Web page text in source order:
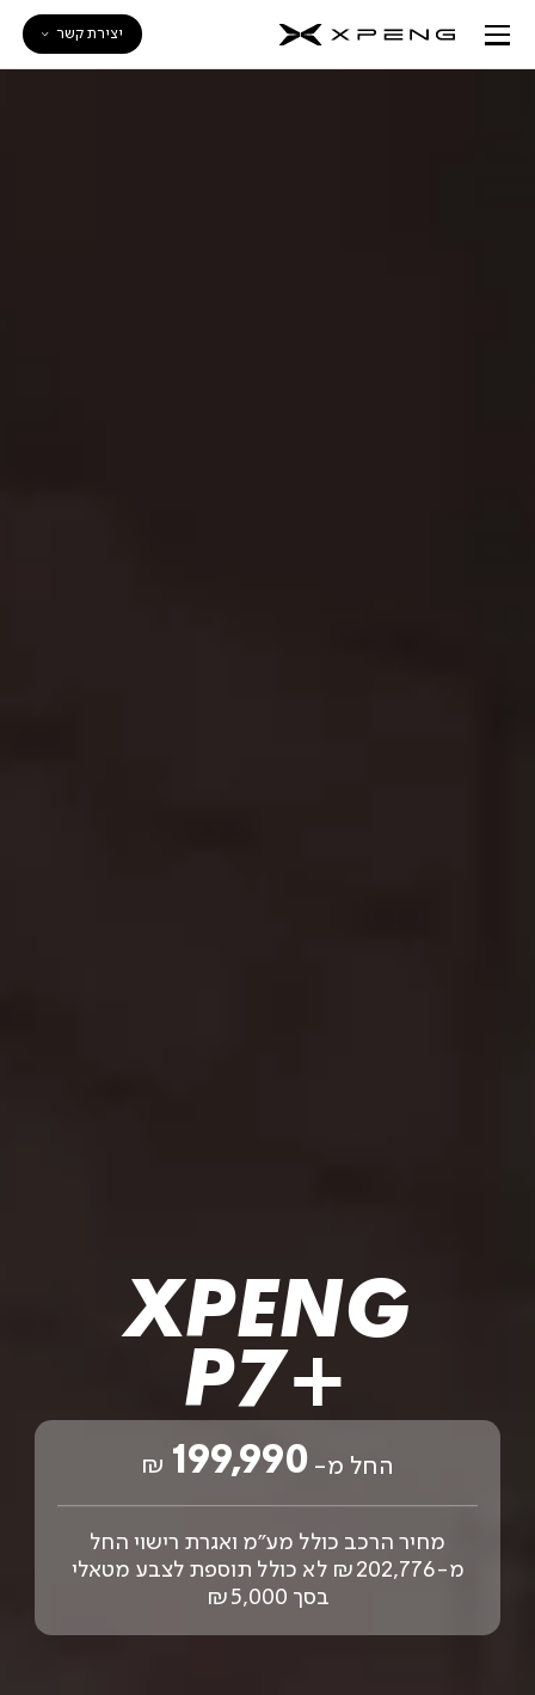
יצירת קשר
XPENG
P7+‎
החל מ- ₪ 199,990
מחיר הרכב כולל מע"מ ואגרת רישוי החל
מ-₪202,776 לא כולל תוספת לצבע מטאלי
בסך ₪5,000